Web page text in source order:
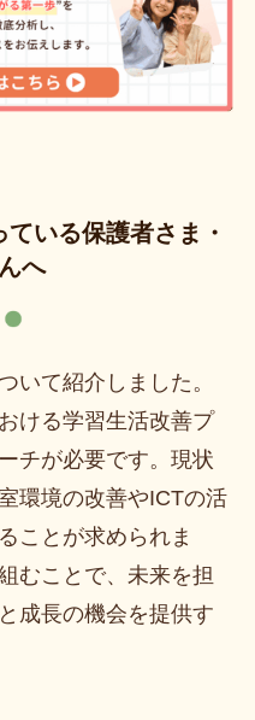
いる保護者さま・
へ
いて紹介しました。
ける学習生活改善プ
チが必要です。現状
環境の改善やICTの活
ことが求められま
むことで、未来を担
成長の機会を提供す